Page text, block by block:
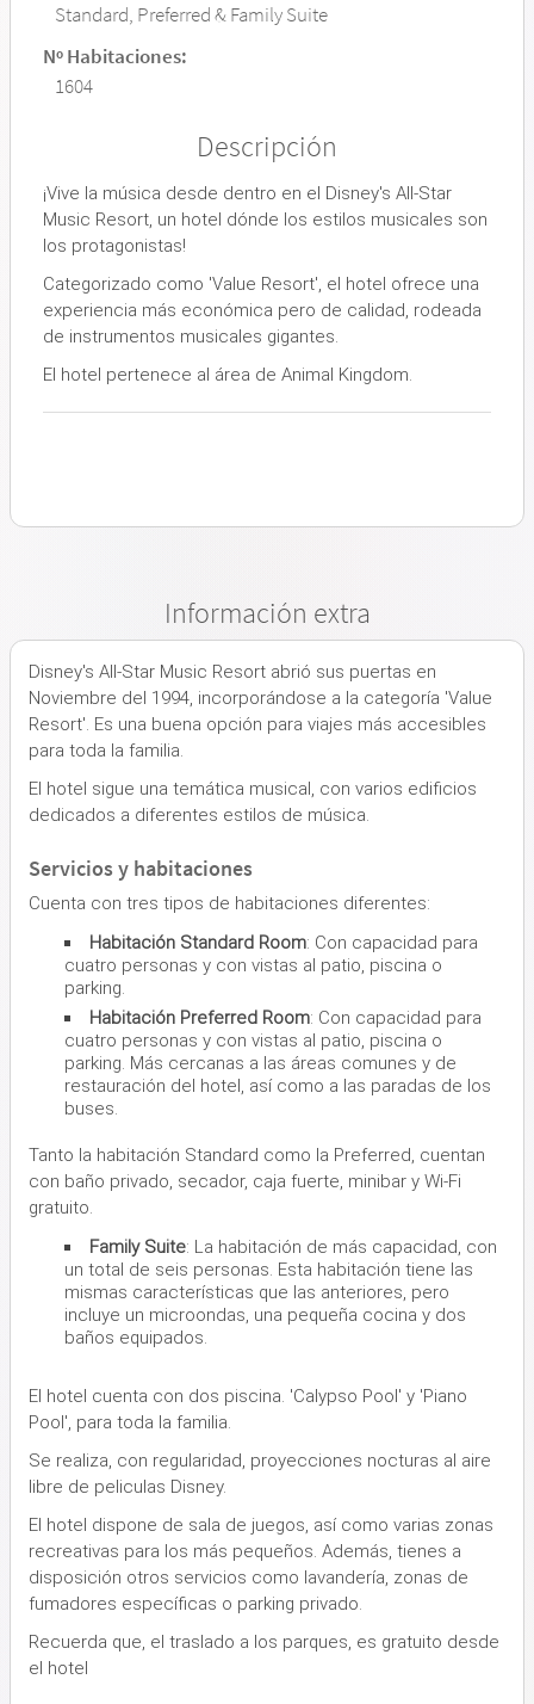
Standard, Preferred & Family Suite
Nº Habitaciones:
1604
Descripción
¡Vive la música desde dentro en el Disney's All-Star
Music Resort, un hotel dónde los estilos musicales son
los protagonistas!
Categorizado como 'Value Resort', el hotel ofrece una
experiencia más económica pero de calidad, rodeada
de instrumentos musicales gigantes.
El hotel pertenece al área de Animal Kingdom.
Información extra
Disney's All-Star Music Resort abrió sus puertas en
Noviembre del 1994, incorporándose a la categoría 'Value
Resort'. Es una buena opción para viajes más accesibles
para toda la familia.
El hotel sigue una temática musical, con varios edificios
dedicados a diferentes estilos de música.
Servicios y habitaciones
Cuenta con tres tipos de habitaciones diferentes:
Habitación Standard Room: Con capacidad para
cuatro personas y con vistas al patio, piscina o
parking.
Habitación Preferred Room: Con capacidad para
cuatro personas y con vistas al patio, piscina o
parking. Más cercanas a las áreas comunes y de
restauración del hotel, así como a las paradas de los
buses.
Tanto la habitación Standard como la Preferred, cuentan
con baño privado, secador, caja fuerte, minibar y Wi-Fi
gratuito.
Family Suite: La habitación de más capacidad, con
un total de seis personas. Esta habitación tiene las
mismas características que las anteriores, pero
incluye un microondas, una pequeña cocina y dos
baños equipados.
El hotel cuenta con dos piscina. 'Calypso Pool' y 'Piano
Pool', para toda la familia.
Se realiza, con regularidad, proyecciones nocturas al aire
libre de peliculas Disney.
El hotel dispone de sala de juegos, así como varias zonas
recreativas para los más pequeños. Además, tienes a
disposición otros servicios como lavandería, zonas de
fumadores específicas o parking privado.
Recuerda que, el traslado a los parques, es gratuito desde
el hotel